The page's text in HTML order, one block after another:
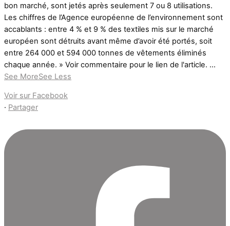
bon marché, sont jetés après seulement 7 ou 8 utilisations.
Les chiffres de l’Agence européenne de l’environnement sont
accablants : entre 4 % et 9 % des textiles mis sur le marché
européen sont détruits avant même d’avoir été portés, soit
entre 264 000 et 594 000 tonnes de vêtements éliminés
chaque année. » Voir commentaire pour le lien de l'article. ...
See MoreSee Less
Voir sur Facebook
· Partager